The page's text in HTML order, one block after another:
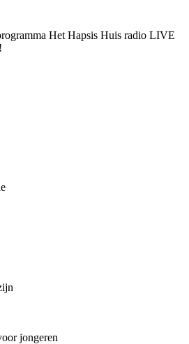
Het Hapsis Huis radio LIVE
jongeren